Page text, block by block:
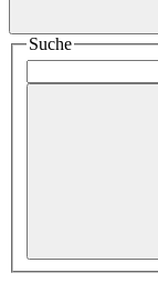
Suche